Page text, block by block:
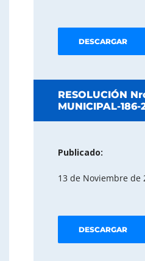
DESCARGAR
RESOLUCIÓN
MUNICIPAL-186-
Publicado:
13 de Noviembre de
DESCARGAR